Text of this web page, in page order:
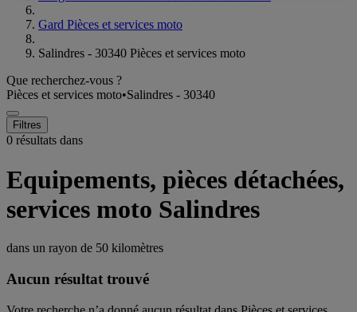
Gard Pièces et services moto
Salindres - 30340 Pièces et services moto
Que recherchez-vous ?
Pièces et services moto•Salindres - 30340
Filtres
0 résultats dans
Equipements, pièces détachées,
services moto Salindres
dans un rayon de 50 kilomètres
Aucun résultat trouvé